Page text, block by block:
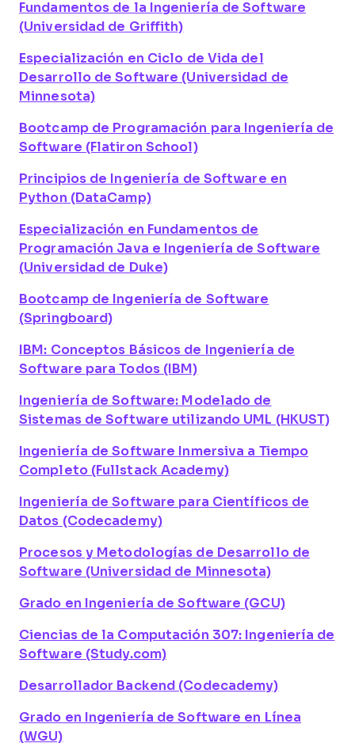
Fundamentos de la Ingeniería de Software
(Universidad de Griffith)
Especialización en Ciclo de Vida del
Desarrollo de Software (Universidad de
Minnesota)
Bootcamp de Programación para Ingeniería de
Software (Flatiron School)
Principios de Ingeniería de Software en
Python (DataCamp)
Especialización en Fundamentos de
Programación Java e Ingeniería de Software
(Universidad de Duke)
Bootcamp de Ingeniería de Software
(Springboard)
IBM: Conceptos Básicos de Ingeniería de
Software para Todos (IBM)
Ingeniería de Software: Modelado de
Sistemas de Software utilizando UML (HKUST)
Ingeniería de Software Inmersiva a Tiempo
Completo (Fullstack Academy)
Ingeniería de Software para Científicos de
Datos (Codecademy)
Procesos y Metodologías de Desarrollo de
Software (Universidad de Minnesota)
Grado en Ingeniería de Software (GCU)
Ciencias de la Computación 307: Ingeniería de
Software (Study.com)
Desarrollador Backend (Codecademy)
Grado en Ingeniería de Software en Línea
(WGU)